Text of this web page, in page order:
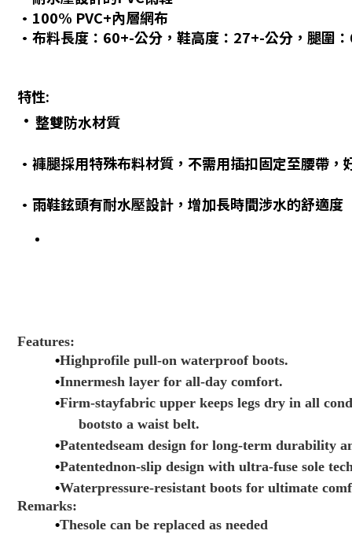
•100% PVC+內層網布
•布料長度：60+-公分，鞋高度：27+-公分，腿圍
特性:
• 整雙防水材質
•褲腿採用特殊布料材質，不需用插扣固定至腰帶，
•雨鞋鉉頭有耐水壓設計，增加長時間涉水的舒適度
Features:
•Highprofile pull-on waterproof boots.
•Innermesh layer for all-day comfort.
•Firm-stayfabric upper keeps legs dry in all
bootsto a waist belt.
•Patentedseam design for long-term durability
•Patentednon-slip design with ultra-fuse sole
•Waterpressure-resistant boots for ultimate
Remarks:
•Thesole can be replaced as needed